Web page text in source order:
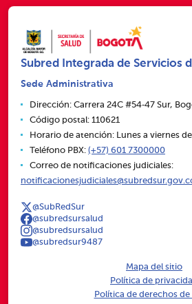
Subred Integrada de Servicios
Sede Administrativa
Dirección: Carrera 24C #54‑47 Sur,
Código postal: 110621
Horario de atención: Lunes a viernes
Teléfono PBX: (+57) 601 7300000
Correo de notificaciones judiciales:
@SubRedSur
@subredsursalud
@subredsursalud
@subredsur9487
Mapa del sitio
Política de
Política de derechos